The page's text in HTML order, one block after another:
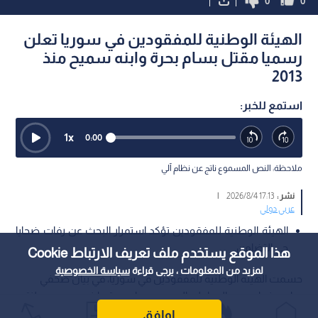
هذا الموقع يستخدم ملف تعريف الارتباط Cookie
لمزيد من المعلومات ، يرجى قراءةسياسة الخصوصية
اوافق
الهيئة الوطنية للمفقودين في سوريا تعلن
رسميا مقتل بسام بحرة وابنه سميح منذ
2013
استمع للخبر:
0:00
1x
ملاحظة: النص المسموع ناتج عن نظام آلي
نشر :17:13 2026/8/4
|
عربي دولي
الهيئة الوطنية للمفقودين تؤكد استمرار البحث عن رفات ضحايا
حي التضامن.
حسمت الهيئة الوطنية للمفقودين في سوريا، في بيان صحفي
مقتلهما داخل أحد المنازل في العاصمة دمشق في يوم اختطافهما